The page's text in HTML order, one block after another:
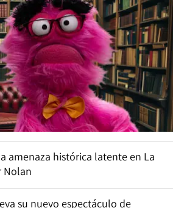
amenaza histórica latente en La
Nolan
su nuevo espectáculo de